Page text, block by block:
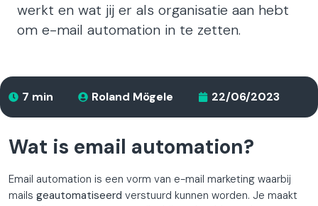
werkt en wat jij er als organisatie aan hebt
om e-mail automation in te zetten.
7 min Roland Mögele 22/06/2023
Wat is email automation?
Email automation is een vorm van e-mail marketing waarbij
mails geautomatiseerd verstuurd kunnen worden. Je maakt